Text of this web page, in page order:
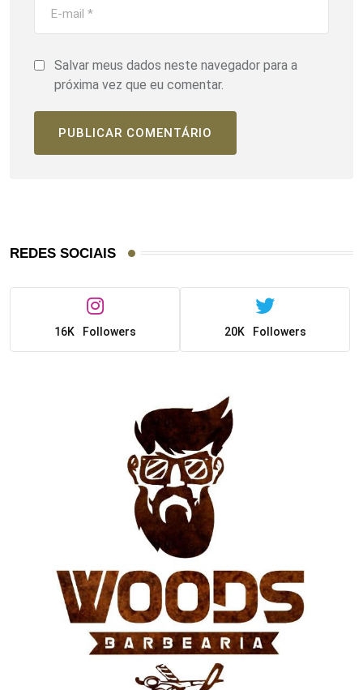
Salvar meus dados neste navegador para a
próxima vez que eu comentar.
REDES SOCIAIS
16K Followers 20K Followers